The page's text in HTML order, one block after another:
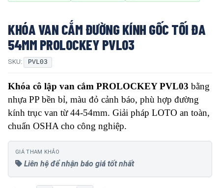
KHÓA VAN CẮM ĐƯỜNG KÍNH GỐC TỐI ĐA
54MM PROLOCKEY PVL03
SKU: PVL03
Khóa cô lập van cắm PROLOCKEY PVL03 bằng
nhựa PP bền bỉ, màu đỏ cảnh báo, phù hợp đường
kính trục van từ 44-54mm. Giải pháp LOTO an toàn,
chuẩn OSHA cho công nghiệp.
GIÁ THAM KHẢO
Liên hệ để nhận báo giá tốt nhất